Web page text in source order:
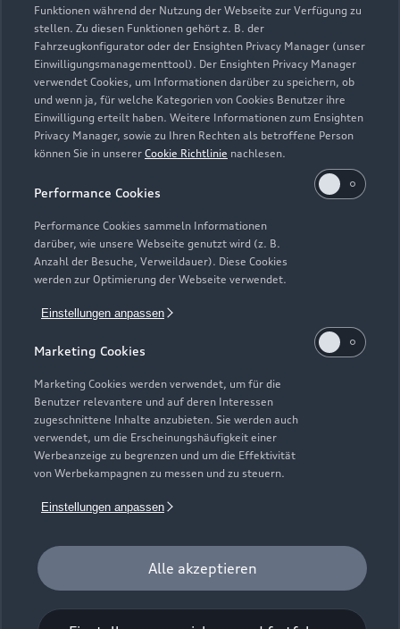
Funktionen während der Nutzung der Webseite zur Verfügung zu
stellen. Zu diesen Funktionen gehört z. B. der
Fahrzeugkonfigurator oder der Ensighten Privacy Manager (unser
Einwilligungsmanagementtool). Der Ensighten Privacy Manager
verwendet Cookies, um Informationen darüber zu speichern, ob
und wenn ja, für welche Kategorien von Cookies Benutzer ihre
Einwilligung erteilt haben. Weitere Informationen zum Ensighten
Privacy Manager, sowie zu Ihren Rechten als betroffene Person
können Sie in unserer Cookie Richtlinie nachlesen.
Performance Cookies
Performance Cookies sammeln Informationen
darüber, wie unsere Webseite genutzt wird (z. B.
Anzahl der Besuche, Verweildauer). Diese Cookies
werden zur Optimierung der Webseite verwendet.
Einstellungen anpassen
Marketing Cookies
Marketing Cookies werden verwendet, um für die
Benutzer relevantere und auf deren Interessen
zugeschnittene Inhalte anzubieten. Sie werden auch
verwendet, um die Erscheinungshäufigkeit einer
Werbeanzeige zu begrenzen und um die Effektivität
von Werbekampagnen zu messen und zu steuern.
Einstellungen anpassen
Alle akzeptieren
Zur Inspektion
Zurück nach oben
Modelle
Modelle vergleichen
Elektromodelle
Plug-in-Hybride
Neuwagensuche
Aktionen & Angebote
Geschäftskunden
Service & Zubehör
Saisonale Angebote
Audi Services
Garantie
Audi digital services
myAudi
Support
Händlersuche
Audi Code
Häufige Fragen (FAQ)
Audi Online Beratung
Online-Terminvereinbarung
Servicekontakt
Bordbuch & Bedienungsanleitungen
Über Audi
Unternehmen
Karriere
Datenschutz
Audi erleben
© 2026 AUDI AG. Alle Rechte vorbehalten
Datenschutzinformation
Cookie-Einstellungen
Cookie-Richtlinie
Digital Services Act
EU Data Act